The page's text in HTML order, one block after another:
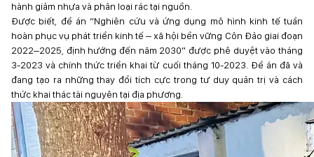
hành giảm nhựa và phân loại rác tại nguồn.
Được biết, đề án “Nghiên cứu và ứng dụng mô hình kinh tế tuần
hoàn phục vụ phát triển kinh tế – xã hội bền vững Côn Đảo giai đoạn
2022–2025, định hướng đến năm 2030” được phê duyệt vào tháng
3-2023 và chính thức triển khai từ cuối tháng 10-2023. Đề án đã và
đang tạo ra những thay đổi tích cực trong tư duy quản trị và cách
thức khai thác tài nguyên tại địa phương.